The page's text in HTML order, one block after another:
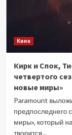
Кино
Кирк и Спок,
четвертого
новые миры»
Paramount
предпоследнего
миры», который
творится...